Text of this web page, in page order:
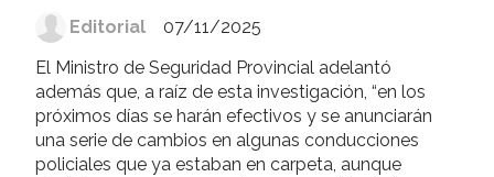
El Ministro de Seguridad Provincial adelantó
además que, a raíz de esta investigación, “en los
próximos días se harán efectivos y se anunciarán
una serie de cambios en algunas conducciones
policiales que ya estaban en carpeta, aunque
07/11/2025
Editorial